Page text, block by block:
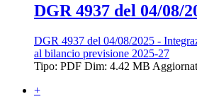
DGR 4937 del 04/08/
DGR 4937 del 04/08/2025 -
al bilancio previsione 2025-27
Tipo: PDF Dim: 4.42 MB
+